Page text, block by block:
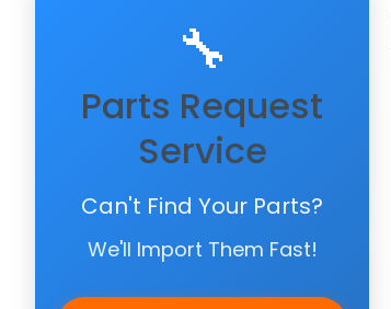
🔧
Parts Request
Service
Can't Find Your Parts?
We'll Import Them Fast!